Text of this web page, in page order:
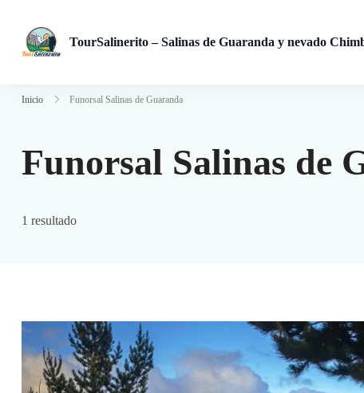
TourSalinerito – Salinas de Guaranda y nevado
Inicio Funorsal Salinas de Guaranda
Funorsal Salinas de
1 resultado